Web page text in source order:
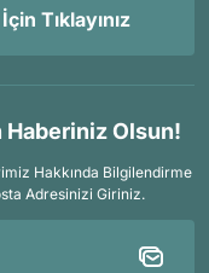
Tıklayınız
Haberiniz Olsun!
Hakkında Bilgilendirme
Adresinizi Giriniz.